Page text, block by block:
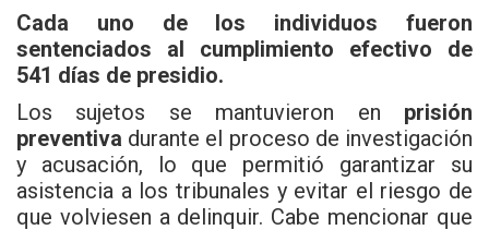
Cada uno de los individuos fueron
sentenciados al cumplimiento efectivo de
541 días de presidio.
Los sujetos se mantuvieron en prisión
preventiva durante el proceso de investigación
y acusación, lo que permitió garantizar su
asistencia a los tribunales y evitar el riesgo de
que volviesen a delinquir. Cabe mencionar que